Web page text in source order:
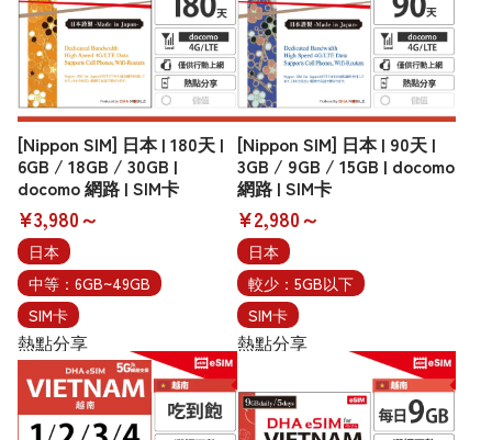
[Nippon SIM] 日本 | 180天 |
6GB / 18GB / 30GB |
docomo 網路 | SIM卡
¥3,980～
日本
中等：6GB~49GB
SIM卡
熱點分享
[Nippon SIM] 日本 | 90天 |
3GB / 9GB / 15GB | docomo
網路 | SIM卡
¥2,980～
日本
較少：5GB以下
SIM卡
熱點分享